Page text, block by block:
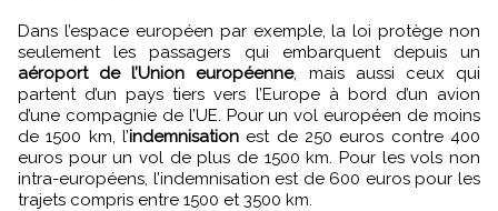
Dans l’espace européen par exemple, la loi protège non
seulement les passagers qui embarquent depuis un
aéroport de l’Union européenne, mais aussi ceux qui
partent d’un pays tiers vers l’Europe à bord d’un avion
d’une compagnie de l’UE. Pour un vol européen de moins
de 1500 km, l’indemnisation est de 250 euros contre 400
euros pour un vol de plus de 1500 km. Pour les vols non
intra-européens, l’indemnisation est de 600 euros pour les
trajets compris entre 1500 et 3500 km.